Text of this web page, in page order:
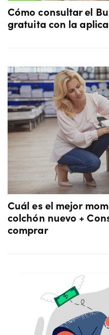
Cómo consultar el
gratuita con la
Cuál es el mejor
colchón nuevo +
comprar